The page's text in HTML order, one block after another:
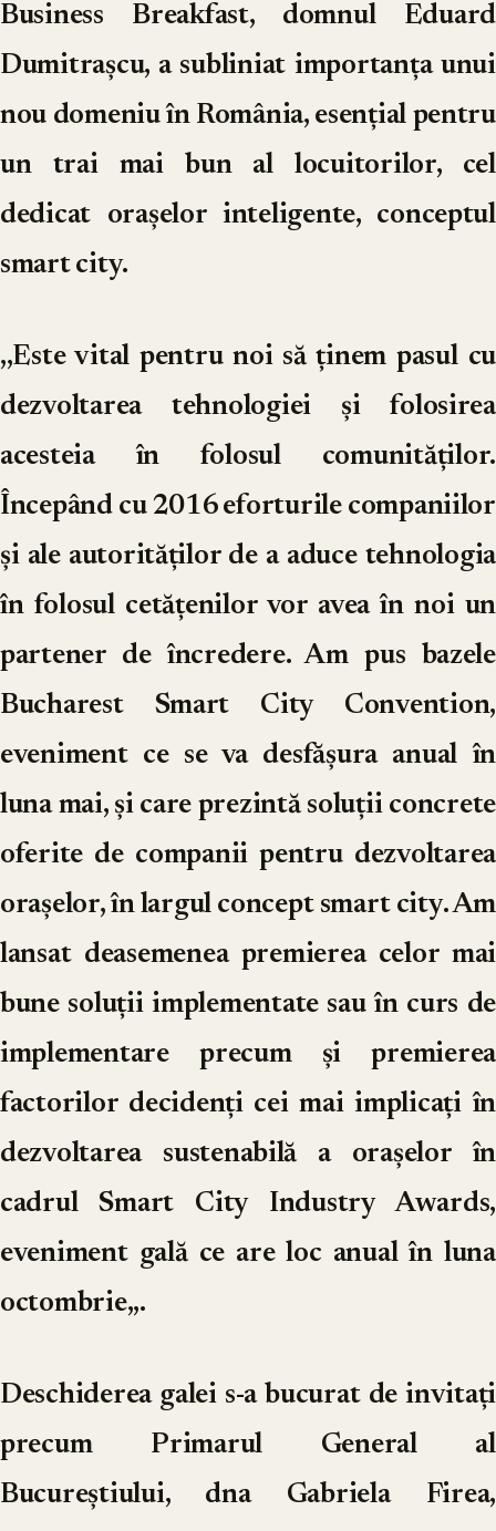
Business Breakfast, domnul Eduard
Dumitrașcu, a subliniat importanța unui
nou domeniu în România, esențial pentru
un trai mai bun al locuitorilor, cel
dedicat orașelor inteligente, conceptul
smart city.
,,Este vital pentru noi să ținem pasul cu
dezvoltarea tehnologiei și folosirea
acesteia în folosul comunităților.
Începând cu 2016 eforturile companiilor
și ale autorităților de a aduce tehnologia
în folosul cetățenilor vor avea în noi un
partener de încredere. Am pus bazele
Bucharest Smart City Convention,
eveniment ce se va desfășura anual în
luna mai, și care prezintă soluții concrete
oferite de companii pentru dezvoltarea
orașelor, în largul concept smart city. Am
lansat deasemenea premierea celor mai
bune soluții implementate sau în curs de
implementare precum și premierea
factorilor decidenți cei mai implicați în
dezvoltarea sustenabilă a orașelor în
cadrul Smart City Industry Awards,
eveniment gală ce are loc anual în luna
octombrie,,.
Deschiderea galei s-a bucurat de invitați
precum Primarul General al
Bucureștiului, dna Gabriela Firea,